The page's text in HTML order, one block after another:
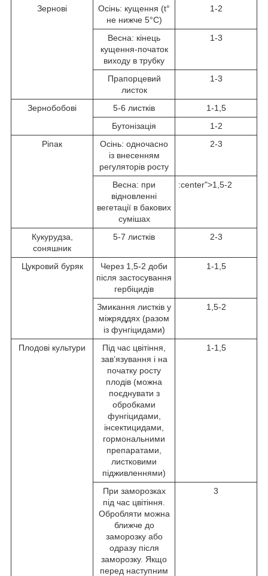
Зернові
Осінь: кущення (t°
не нижче 5°С)
1-2
Весна: кінець
кущення-початок
виходу в трубку
1-3
Прапорцевий
листок
1-3
Зернобобові 5-6 листків
1-1,5
Бутонізація
1-2
Ріпак
Осінь: одночасно
із внесенням
регуляторів росту
2-3
Весна: при
відновленні
вегетації в бакових
сумішах
:center">1,5-2
Кукурудза,
соняшник
5-7 листків 2-3
Цукровий буряк
Через 1,5-2 доби
після застосування
гербіцидів
1-1,5
Змикання листків у
міжряддях (разом
із фунгіцидами)
1,5-2
Плодові культури
Під час цвітіння,
зав’язування і на
початку росту
плодів (можна
поєднувати з
обробками
фунгіцидами,
інсектицидами,
гормональними
препаратами,
листковими
підживленнями)
1-1,5
При заморозках
під час цвітіння.
Обробляти можна
ближче до
заморозку або
одразу після
заморозку. Якщо
перед наступним
3